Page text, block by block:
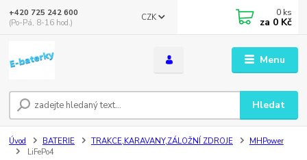
Menu
CZK
Hledat
+420 725 242 600
(Po-Pá, 8-16 hod.)
0 ks
za 0 Kč
Úvod BATERIE TRAKCE,KARAVANY,ZÁLOŽNÍ ZDROJE
MHPower
LiFePo4